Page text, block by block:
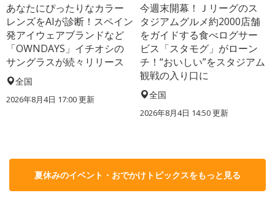
あなたにぴったりなカラー
レンズをAIが診断！スペイン
発アイウェアブランドなど
「OWNDAYS」イチオシの
サングラスが続々リリース
全国
2026年8月4日 17:00更新
今週末開幕！Ｊリーグのス
タジアムグルメ約2000店舗
をガイドする食べログサー
ビス「スタモグ」がローン
チ！“おいしい”をスタジアム
観戦の入り口に
全国
2026年8月4日 14:50更新
夏休みのイベント・おでかけトピックスをもっと見る